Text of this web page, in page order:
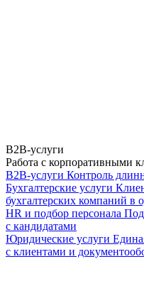
B2B-услуги
Работа с корпоративными
B2B-услуги Контроль
Бухгалтерские услуги
бухгалтерских компаний в
HR и подбор персонала
с кандидатами
Юридические услуги
с клиентами и